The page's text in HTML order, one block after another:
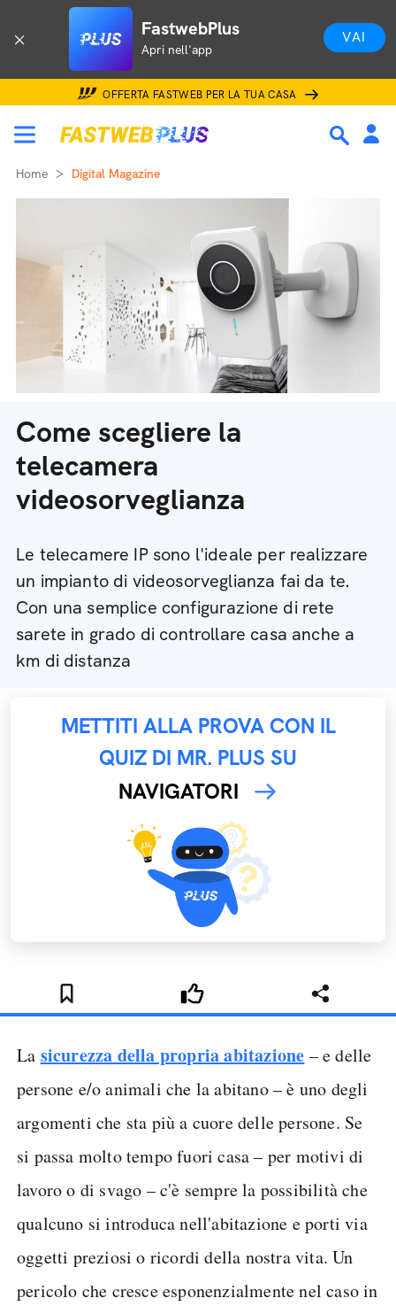
FastwebPlus
Apri nell'app
VAI
OFFERTA FASTWEB PER LA TUA CASA
Home Digital Magazine
Come scegliere la
telecamera
videosorveglianza
Le telecamere IP sono l'ideale per realizzare
un impianto di videosorveglianza fai da te.
Con una semplice configurazione di rete
sarete in grado di controllare casa anche a
km di distanza
METTITI ALLA PROVA CON IL
QUIZ DI MR. PLUS SU
NAVIGATORI
La sicurezza della propria abitazione – e delle
persone e/o animali che la abitano – è uno degli
argomenti che sta più a cuore delle persone. Se
si passa molto tempo fuori casa – per motivi di
lavoro o di svago – c'è sempre la possibilità che
qualcuno si introduca nell'abitazione e porti via
oggetti preziosi o ricordi della nostra vita. Un
pericolo che cresce esponenzialmente nel caso in